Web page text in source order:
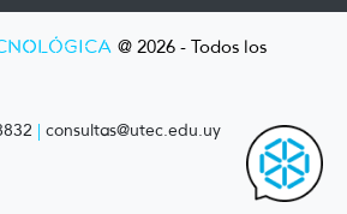
@ 2026 - Todos los
| consultas@utec.edu.uy